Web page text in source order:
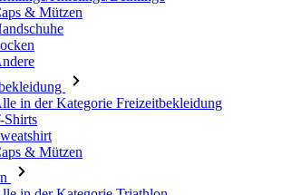
in der Kategorie Freizeitbekleidung
Shirts
Caps & Mützen
in der Kategorie Triathlon
Kurze Hosen